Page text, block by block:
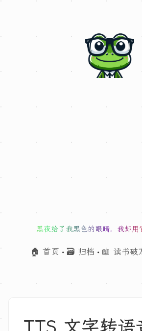
黑夜给了我黑色的眼睛，我却用
🏠 首页 •🗃 归档 • 📖 读书破
TTS 文字转语